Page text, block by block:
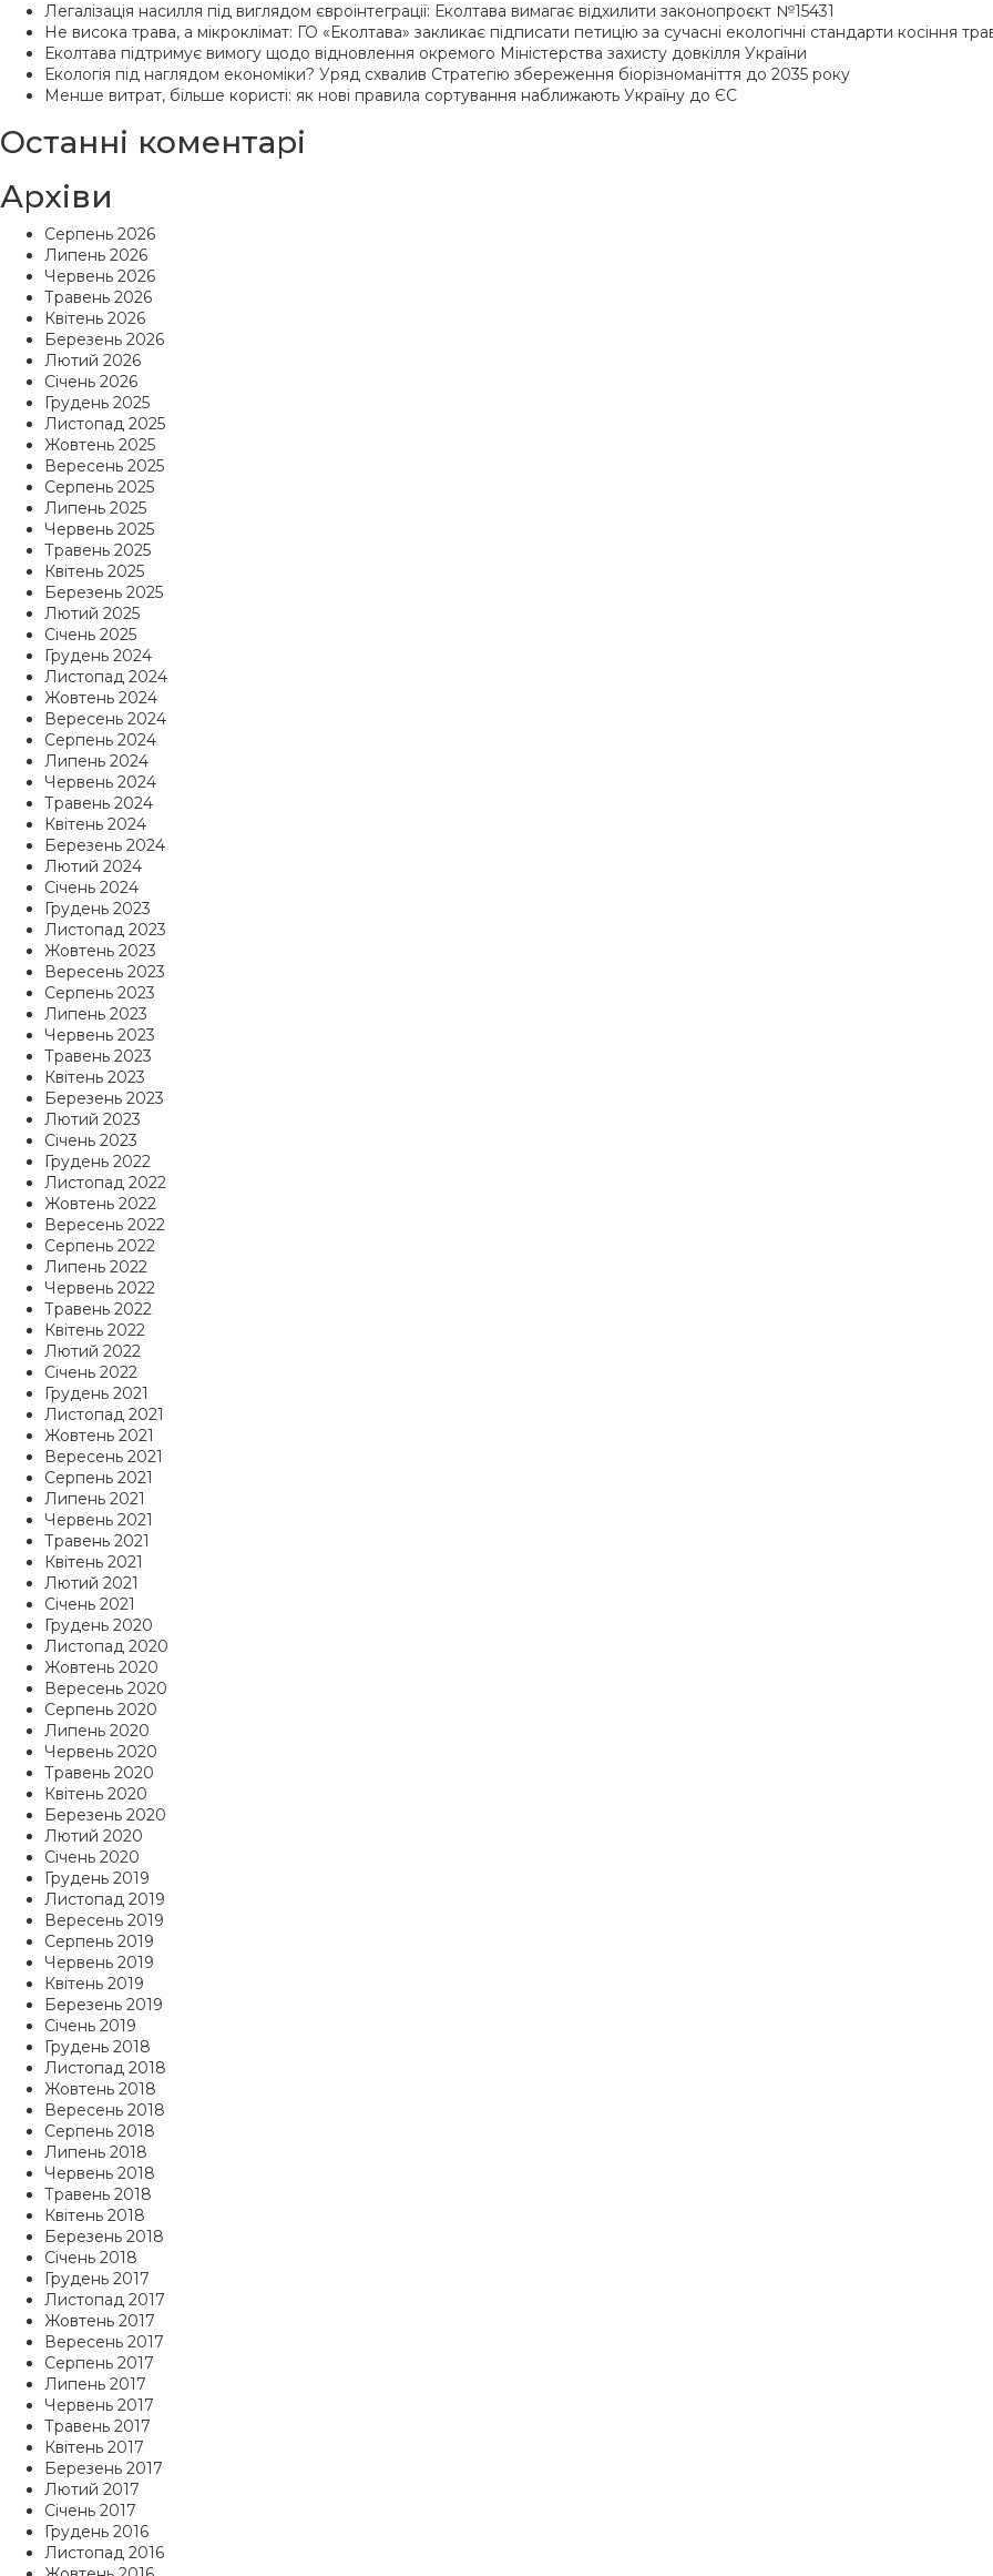
Легалізація насилля під виглядом євроінтеграції: Еколтава вимагає відхилити законопроєкт №15431
Не висока трава, а мікроклімат: ГО «Еколтава» закликає підписати петицію за сучасні екологічні стандарти косіння
Еколтава підтримує вимогу щодо відновлення окремого Міністерства захисту довкілля України
Екологія під наглядом економіки? Уряд схвалив Стратегію збереження біорізноманіття до 2035 року
Менше витрат, більше користі: як нові правила сортування наближають Україну до ЄС
Останні коментарі
Архіви
Серпень 2026
Липень 2026
Червень 2026
Травень 2026
Квітень 2026
Березень 2026
Лютий 2026
Січень 2026
Грудень 2025
Листопад 2025
Жовтень 2025
Вересень 2025
Серпень 2025
Липень 2025
Червень 2025
Травень 2025
Квітень 2025
Березень 2025
Лютий 2025
Січень 2025
Грудень 2024
Листопад 2024
Жовтень 2024
Вересень 2024
Серпень 2024
Липень 2024
Червень 2024
Травень 2024
Квітень 2024
Березень 2024
Лютий 2024
Січень 2024
Грудень 2023
Листопад 2023
Жовтень 2023
Вересень 2023
Серпень 2023
Липень 2023
Червень 2023
Травень 2023
Квітень 2023
Березень 2023
Лютий 2023
Січень 2023
Грудень 2022
Листопад 2022
Жовтень 2022
Вересень 2022
Серпень 2022
Липень 2022
Червень 2022
Травень 2022
Квітень 2022
Лютий 2022
Січень 2022
Грудень 2021
Листопад 2021
Жовтень 2021
Вересень 2021
Серпень 2021
Липень 2021
Червень 2021
Травень 2021
Квітень 2021
Лютий 2021
Січень 2021
Грудень 2020
Листопад 2020
Жовтень 2020
Вересень 2020
Серпень 2020
Липень 2020
Червень 2020
Травень 2020
Квітень 2020
Березень 2020
Лютий 2020
Січень 2020
Грудень 2019
Листопад 2019
Вересень 2019
Серпень 2019
Червень 2019
Квітень 2019
Березень 2019
Січень 2019
Грудень 2018
Листопад 2018
Жовтень 2018
Вересень 2018
Серпень 2018
Липень 2018
Червень 2018
Травень 2018
Квітень 2018
Березень 2018
Січень 2018
Грудень 2017
Листопад 2017
Жовтень 2017
Вересень 2017
Серпень 2017
Липень 2017
Червень 2017
Травень 2017
Квітень 2017
Березень 2017
Лютий 2017
Січень 2017
Грудень 2016
Листопад 2016